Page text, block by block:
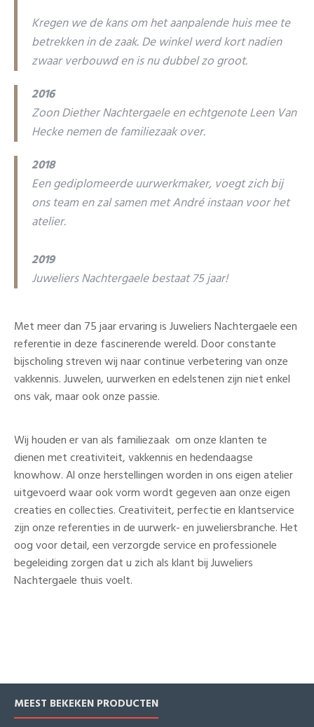
Kregen we de kans om het aanpalende huis mee te
betrekken in de zaak. De winkel werd kort nadien
zwaar verbouwd en is nu dubbel zo groot.
2016
Zoon Diether Nachtergaele en echtgenote Leen Van
Hecke nemen de familiezaak over.
2018
Een gediplomeerde uurwerkmaker, voegt zich bij
ons team en zal samen met André instaan voor het
atelier.
2019
Juweliers Nachtergaele bestaat 75 jaar!
Met meer dan 75 jaar ervaring is Juweliers Nachtergaele een
referentie in deze fascinerende wereld. Door constante
bijscholing streven wij naar continue verbetering van onze
vakkennis. Juwelen, uurwerken en edelstenen zijn niet enkel
ons vak, maar ook onze passie.
Wij houden er van als familiezaak om onze klanten te
dienen met creativiteit, vakkennis en hedendaagse
knowhow. Al onze herstellingen worden in ons eigen atelier
uitgevoerd waar ook vorm wordt gegeven aan onze eigen
creaties en collecties. Creativiteit, perfectie en klantservice
zijn onze referenties in de uurwerk- en juweliersbranche. Het
oog voor detail, een verzorgde service en professionele
begeleiding zorgen dat u zich als klant bij Juweliers
Nachtergaele thuis voelt.
MEEST BEKEKEN PRODUCTEN